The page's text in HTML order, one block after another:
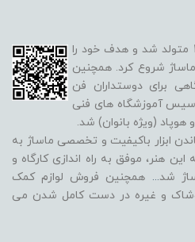
ماساژ الماس شهر در سال 1395 متولد شد و هدف خود را
شروع کرد. همچنین
برای دوستداران فن
موفق به تاسیس آموزشگاه های فنی
هوپاد (ویژه بانوان) شد.
ابزار باکیفیت و تخصصی ماساژ به
هنر، موفق به راه اندازی کارگاه و
شد... همچنین فروش لوازم کمک
و غیره در دست کامل شدن می